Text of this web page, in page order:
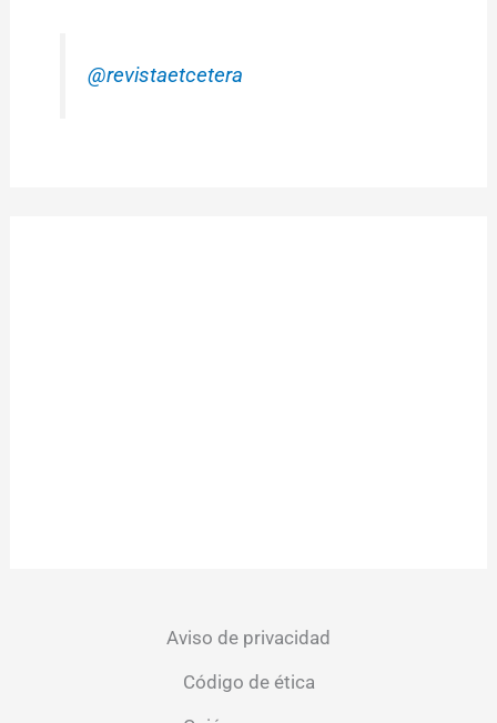
@revistaetcetera
Aviso de privacidad
Código de ética